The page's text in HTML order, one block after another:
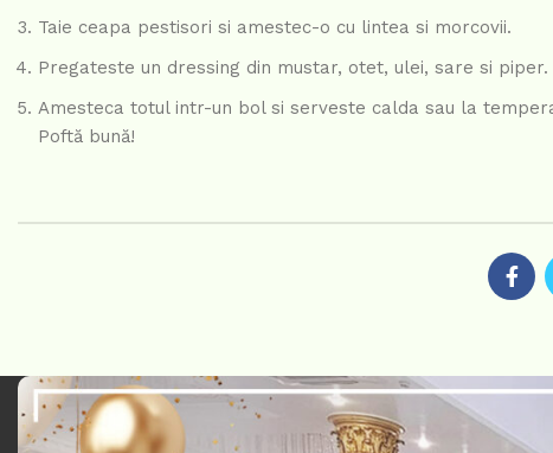
Taie ceapa pestisori si amestec-o cu lintea si morcovii.
Pregateste un dressing din mustar, otet, ulei, sare si piper.
Amesteca totul intr-un bol si serveste calda sau la
Poftă bună!